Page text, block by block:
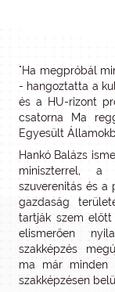
"Ha megpróbál
- hangoztatta a
és a HU-rizont
csatorna Ma
Egyesült
Hankó Balázs
miniszterrel, a
szuverenitás és a
gazdaság
tartják szem
elismerően
szakképzés
ma már minden
szakképzésen